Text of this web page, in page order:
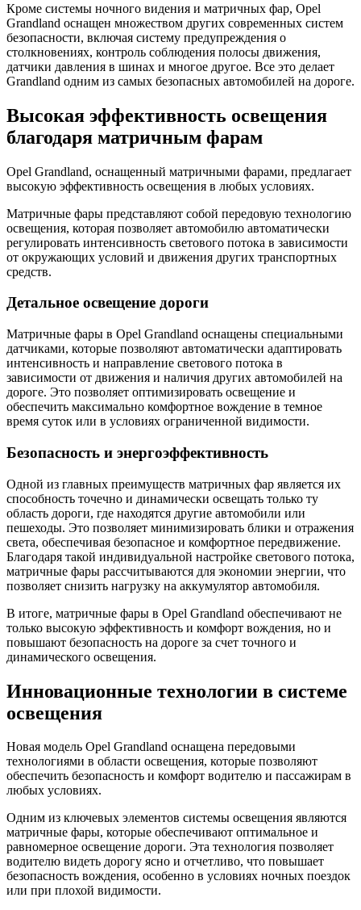
Кроме системы ночного видения и матричных фар, Opel
Grandland оснащен множеством других современных систем
безопасности, включая систему предупреждения о
столкновениях, контроль соблюдения полосы движения,
датчики давления в шинах и многое другое. Все это делает
Grandland одним из самых безопасных автомобилей на дороге.
Высокая эффективность освещения
благодаря матричным фарам
Opel Grandland, оснащенный матричными фарами, предлагает
высокую эффективность освещения в любых условиях.
Матричные фары представляют собой передовую технологию
освещения, которая позволяет автомобилю автоматически
регулировать интенсивность светового потока в зависимости
от окружающих условий и движения других транспортных
средств.
Детальное освещение дороги
Матричные фары в Opel Grandland оснащены специальными
датчиками, которые позволяют автоматически адаптировать
интенсивность и направление светового потока в
зависимости от движения и наличия других автомобилей на
дороге. Это позволяет оптимизировать освещение и
обеспечить максимально комфортное вождение в темное
время суток или в условиях ограниченной видимости.
Безопасность и энергоэффективность
Одной из главных преимуществ матричных фар является их
способность точечно и динамически освещать только ту
область дороги, где находятся другие автомобили или
пешеходы. Это позволяет минимизировать блики и отражения
света, обеспечивая безопасное и комфортное передвижение.
Благодаря такой индивидуальной настройке светового потока,
матричные фары рассчитываются для экономии энергии, что
позволяет снизить нагрузку на аккумулятор автомобиля.
В итоге, матричные фары в Opel Grandland обеспечивают не
только высокую эффективность и комфорт вождения, но и
повышают безопасность на дороге за счет точного и
динамического освещения.
Инновационные технологии в системе
освещения
Новая модель Opel Grandland оснащена передовыми
технологиями в области освещения, которые позволяют
обеспечить безопасность и комфорт водителю и пассажирам в
любых условиях.
Одним из ключевых элементов системы освещения являются
матричные фары, которые обеспечивают оптимальное и
равномерное освещение дороги. Эта технология позволяет
водителю видеть дорогу ясно и отчетливо, что повышает
безопасность вождения, особенно в условиях ночных поездок
или при плохой видимости.